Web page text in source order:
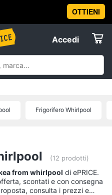
OTTIENI
Accedi
Frigorifero Whirlpool
(12 prodotti)
from whirlpool di ePRICE.
scontati e con consegna
consulta i prezzi e